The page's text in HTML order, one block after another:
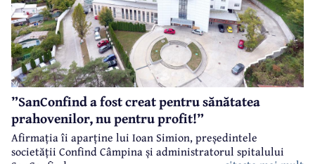
”SanConfind a fost creat pentru sănătatea
prahovenilor, nu pentru profit!”
Afirmația îi aparține lui Ioan Simion, președintele
societății Confind Câmpina și administratorul spitalului